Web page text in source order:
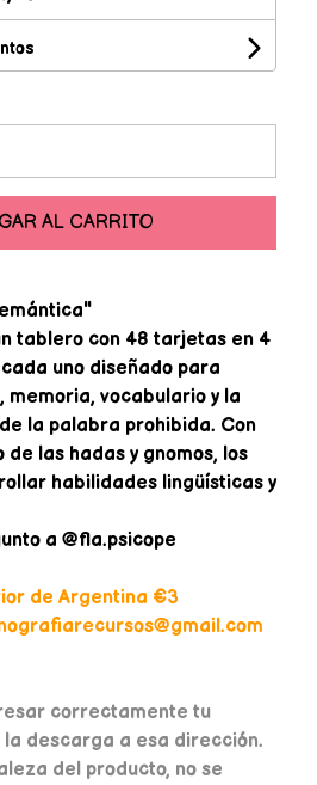
AL CARRITO
tablero con 48 tarjetas en 4
uno diseñado para
vocabulario y la
la palabra prohibida. Con
las hadas y gnomos, los
habilidades lingüísticas y
a @fla.psicope
de Argentina €3
correctamente tu
descarga a esa dirección.
del producto, no se